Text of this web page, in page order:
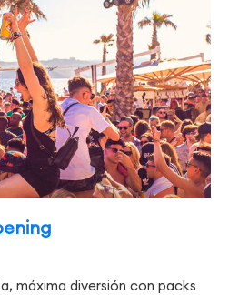
máxima diversión con packs